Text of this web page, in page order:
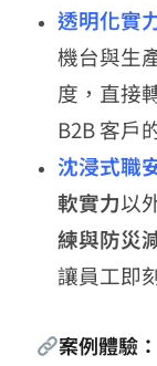
透明化實
機台與生
度，直接
B2B 客戶
沈浸式職
軟實力以
練與防災
讓員工即
案例體驗：